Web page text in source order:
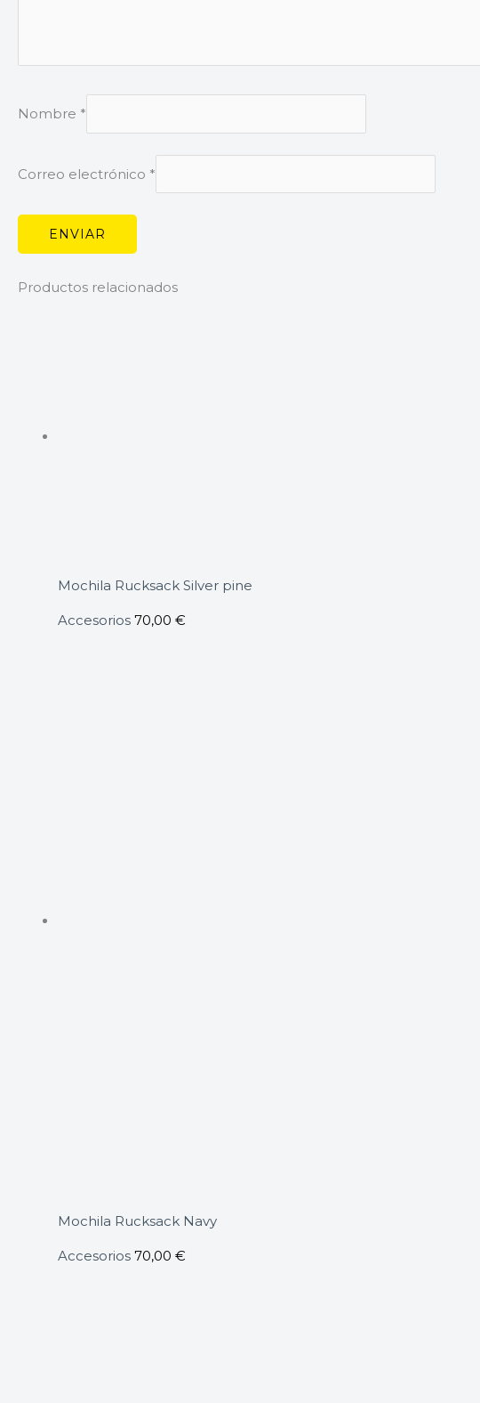
Nombre *
Correo electrónico *
Productos relacionados
Mochila Rucksack Silver pine
Accesorios 70,00 €
Mochila Rucksack Navy
Accesorios 70,00 €